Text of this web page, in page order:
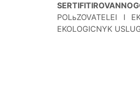
POLьZOVATELEI I
EKOLOGICNYK